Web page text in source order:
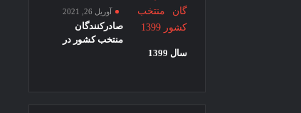
آوریل 26, 2021
صادرکنندگان
منتخب کشور در
سال 1399